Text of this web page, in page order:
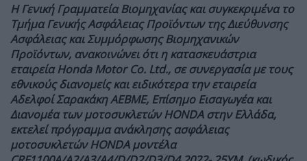
H Γενική Γραμματεία Βιομηχανίας και συγκεκριμένα το
Τμήμα Γενικής Ασφάλειας Προϊόντων της Διεύθυνσης
Ασφάλειας και Συμμόρφωσης Βιομηχανικών
Προϊόντων, ανακοινώνει ότι η κατασκευάστρια
εταιρεία Honda Motor Co. Ltd., σε συνεργασία με τους
εθνικούς διανομείς και ειδικότερα την εταιρεία
Αδελφοί Σαρακάκη ΑΕΒΜΕ, Επίσημο Εισαγωγέα και
Διανομέα των μοτοσυκλετών HONDA στην Ελλάδα,
εκτελεί πρόγραμμα ανάκλησης ασφάλειας
μοτοσυκλετών HONDA μοντέλα